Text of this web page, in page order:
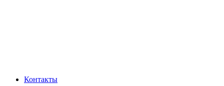
Контакты